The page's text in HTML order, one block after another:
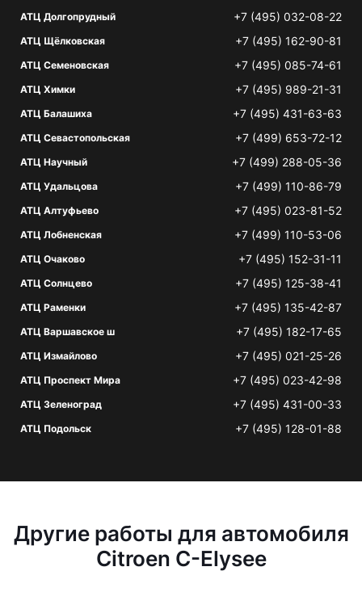
АТЦ Долгопрудный +7 (495) 032-08-22
АТЦ Щёлковская +7 (495) 162-90-81
АТЦ Семеновская +7 (495) 085-74-61
АТЦ Химки +7 (495) 989-21-31
АТЦ Балашиха +7 (495) 431-63-63
АТЦ Севастопольская +7 (499) 653-72-12
АТЦ Научный +7 (499) 288-05-36
АТЦ Удальцова +7 (499) 110-86-79
АТЦ Алтуфьево +7 (495) 023-81-52
АТЦ Лобненская +7 (499) 110-53-06
АТЦ Очаково +7 (495) 152-31-11
АТЦ Солнцево +7 (495) 125-38-41
АТЦ Раменки +7 (495) 135-42-87
АТЦ Варшавское ш +7 (495) 182-17-65
АТЦ Измайлово +7 (495) 021-25-26
АТЦ Проспект Мира +7 (495) 023-42-98
АТЦ Зеленоград +7 (495) 431-00-33
АТЦ Подольск +7 (495) 128-01-88
Другие работы для автомобиля
Citroen C-Elysee